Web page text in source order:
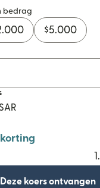
bedrag
$5.000
Deze koers ontvangen